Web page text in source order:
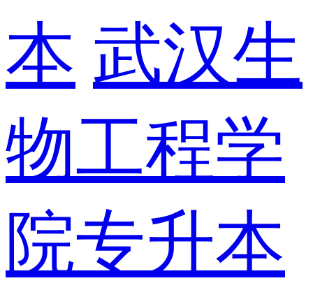
本 武汉生
物工程学
院专升本